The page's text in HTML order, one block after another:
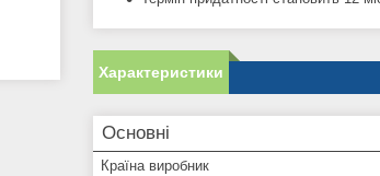
Характеристики
Основні
Країна виробник